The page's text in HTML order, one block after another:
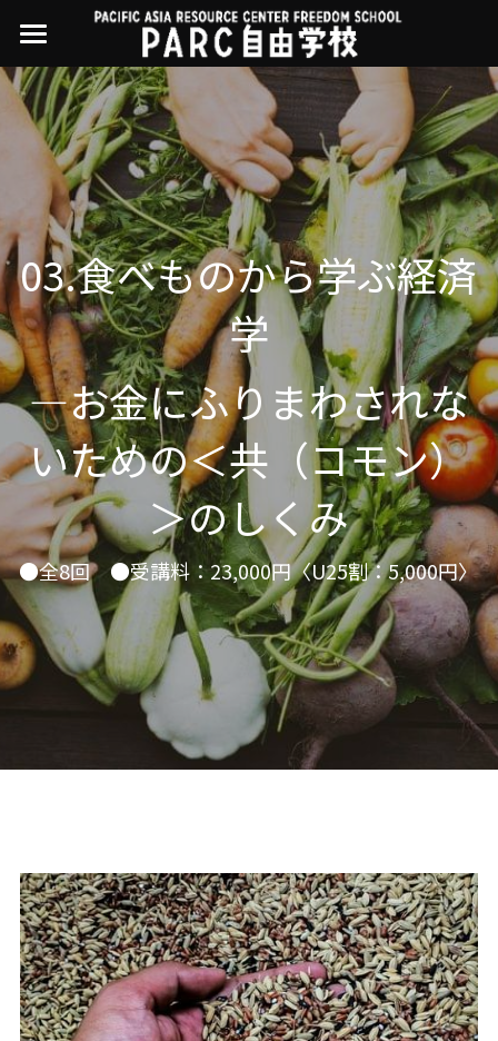
PARC自由学校
講座一覧
01オンライン講座：テック・ジャスティス
02オンライン講座：「自由と平等」の国の
帝国主義
03ハイブリッド講座：人権を保障するのは
誰か
04参加型ゼミ：パレスチナをどう学ぶ？教
える？
05ハイブリッド講座：「共に生きる」ため
の社会調査
06オンライン講座：農と食の民主主義を実
現する
07ハイブリッド：アイヌ語を学びつつ日本
語の問題として捉え返す
08ハイブリッド:メキシコ最大の先住民言語
ナワトル語を知る
09オンライン講座：世界のニュースから国
際情勢を読み解こう
12対面講座：＜たね＞からはじまる無肥料
自然栽培2026
13対面講座：ビオダンサ
14対面講座：表現することは生きること
過去の講座
公開中の過去講座
近年の講座一覧
お問い合わせ・アクセス
よくある質問
Facebookでシェア
03.食べものから学ぶ経済
学
―お金にふりまわされな
いための＜共（コモン）
＞のしくみ
●全8回　●受講料：23,000円〈U25割：5,000円〉
ストアカテゴリー
すべてのカテゴリー
11世界ニュース
10武藤一羊の英文精読
09ルイースの英会話
08ラテンアメリカ先住民言語
07アイヌ語の基礎から知里真志保の仕事
04鎌田慧 時代を描く・ルポルタージュの現場
から
01民主主義
02アジア太平洋を非核地帯に
06韓国：「文化民主主義」の根っこを学ぶ
03食べものから学ぶ経済学
05データの力で社会を動かす！ 市民による社
会調査力アップ入門講座
アクションツアー沖縄2025
奥間さん沖縄勉強会
【越境】04鎌田慧 時代を描く・ルポルタージ
ュの現場から